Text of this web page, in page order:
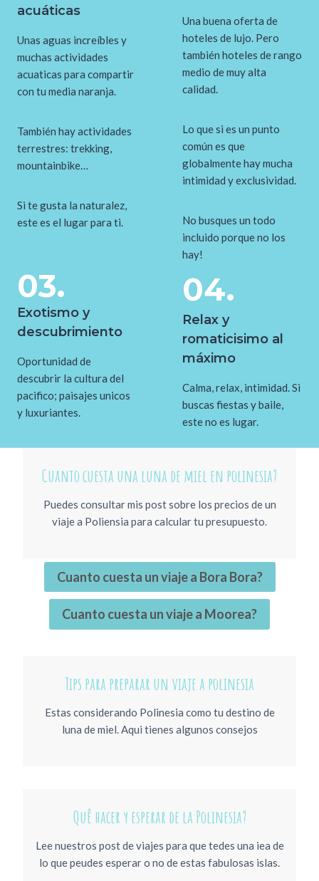
acuáticas
Unas aguas increíbles y
muchas actividades
acuaticas para compartir
con tu media naranja.
También hay actividades
terrestres: trekking,
mountainbike…
Si te gusta la naturalez,
este es el lugar para ti.
Una buena oferta de
hoteles de lujo. Pero
también hoteles de rango
medio de muy alta
calidad.
Lo que si es un punto
común es que
globalmente hay mucha
intimidad y exclusividad.
No busques un todo
incluido porque no los
hay!
03.
Exotismo y
descubrimiento
Oportunidad de
descubrir la cultura del
pacifico; paisajes unicos
y luxuriantes.
04.
Relax y
romaticisimo al
máximo
Calma, relax, intimidad. Si
buscas fiestas y baile,
este no es lugar.
Cuanto cuesta una luna de miel en polinesia?
Puedes consultar mis post sobre los precios de un
viaje a Poliensia para calcular tu presupuesto.
Cuanto cuesta un viaje a Bora Bora?
Cuanto cuesta un viaje a Moorea?
Tips para preparar un viaje a polinesia
Estas considerando Polinesia como tu destino de
luna de miel. Aqui tienes algunos consejos
Quê hacer y esperar de la Polinesia?
Lee nuestros post de viajes para que tedes una iea de
lo que peudes esperar o no de estas fabulosas islas.